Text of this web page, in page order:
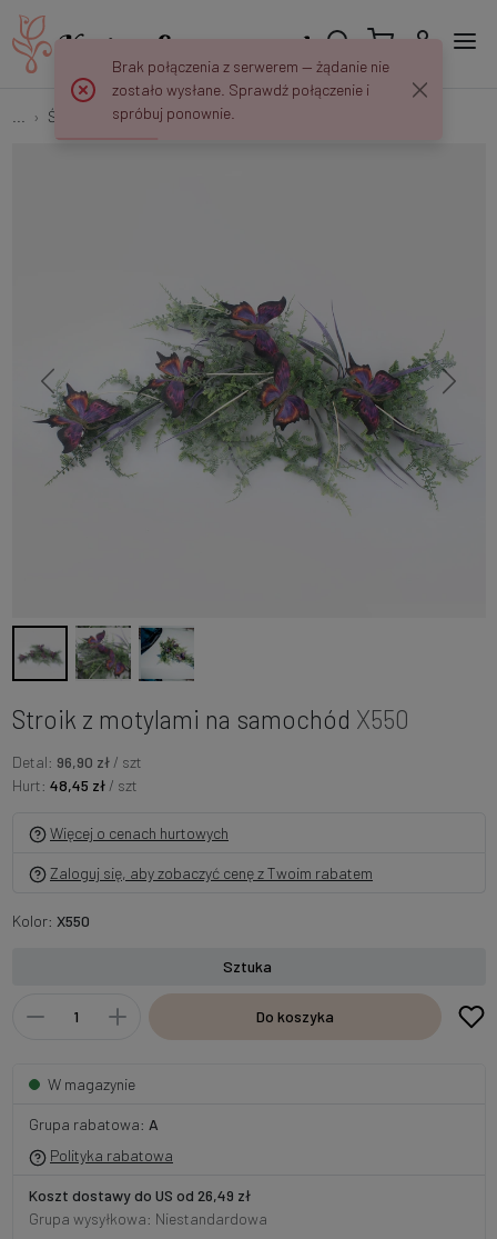
Ślubne i Komunijne Stroik z motylami na samochód X550
Stroik z motylami na samochód X550
Detal: 96,90 zł / szt
Hurt: 48,45 zł / szt
Więcej o cenach hurtowych
Zaloguj się, aby zobaczyć cenę z Twoim rabatem
Kolor: X550
Sztuka
Do koszyka
W magazynie
Grupa rabatowa: A
Polityka rabatowa
Koszt dostawy do US od 26,49 zł
Grupa wysyłkowa: Niestandardowa
Brak połączenia z serwerem — żądanie nie
zostało wysłane. Sprawdź połączenie i
spróbuj ponownie.